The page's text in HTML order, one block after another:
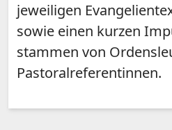
jeweiligen
sowie einen kurzen
stammen von
Pastoralreferentinnen.